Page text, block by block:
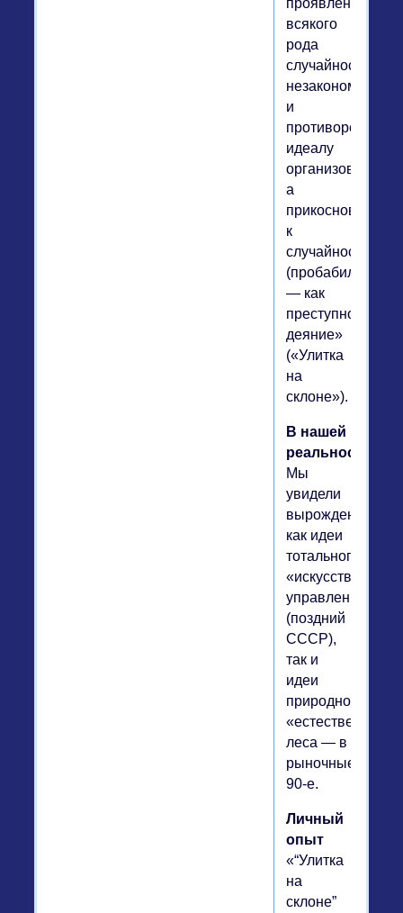
проявления
всякого
рода
случайностей
и
идеалу
а
к
случайностям
— как
преступное
деяние»
(«Улитка
на
склоне»).
В нашей
реальности
Мы
увидели
вырождение
как идеи
тотального
управления
(поздний
СССР),
так и
идеи
природного,
«естественного»
леса — в
рыночные
90-е.
Личный
опыт
«“Улитка
на
склоне”